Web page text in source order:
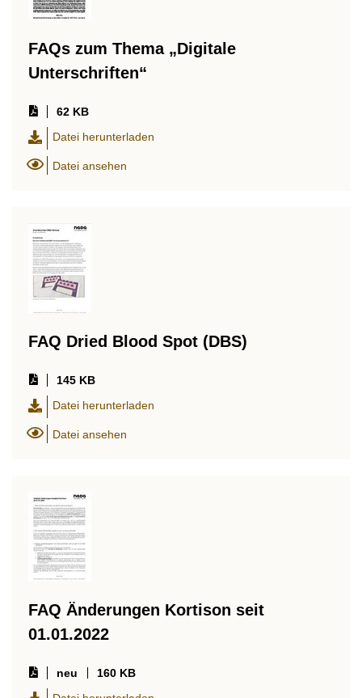
FAQs zum Thema „Digitale
Unterschriften“
62 KB
Datei herunterladen
Datei ansehen
FAQ Dried Blood Spot (DBS)
145 KB
Datei herunterladen
Datei ansehen
FAQ Änderungen Kortison seit
01.01.2022
neu
160 KB